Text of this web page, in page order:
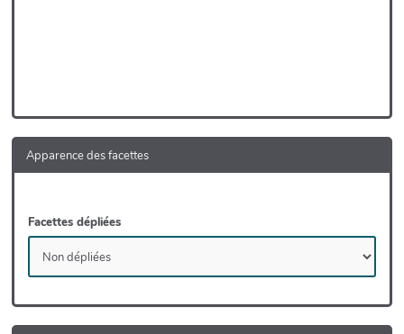
Apparence des facettes
Facettes dépliées